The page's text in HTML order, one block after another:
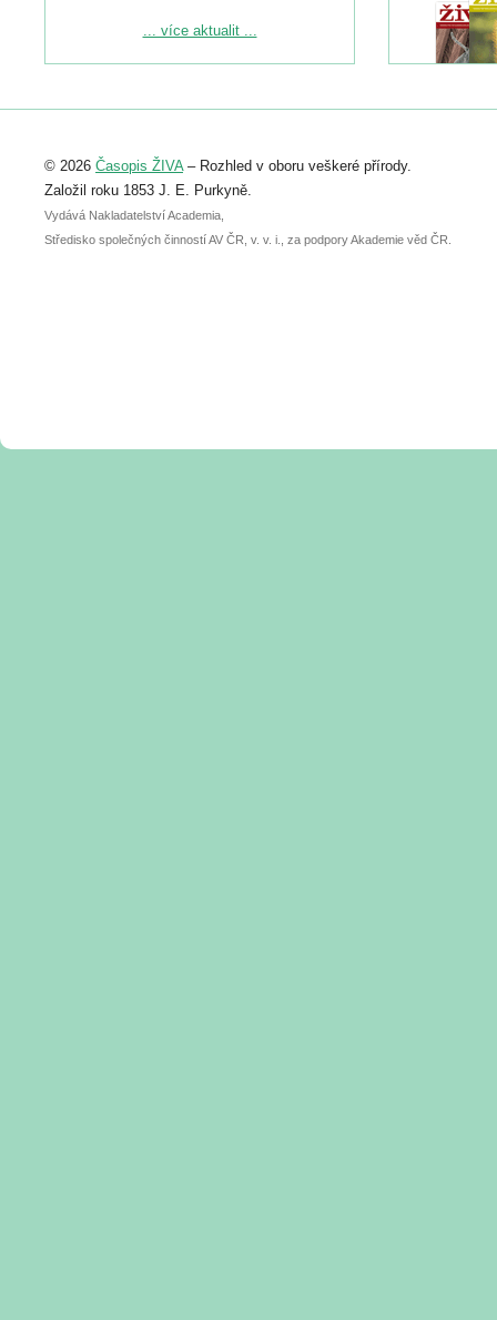
Podrobnější informace ke konferenci
Registrovat se můžete do 6. září.
abstraktu přihlášené přednášky nebo
posteru je už 30. června.
... více aktualit ...
© 2026 Časopis ŽIVA– Rozhled v oboru veškeré přírody.
Založil roku 1853 J. E. Purkyně.
Vydává Nakladatelství Academia,
Středisko společných činností AV ČR, v. v. i., za podpory Akademie věd ČR.